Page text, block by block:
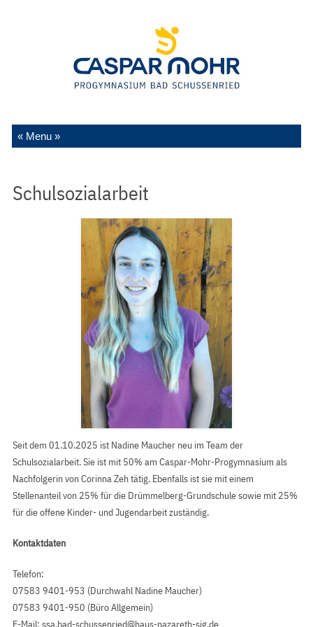
Zum Inhalt springen
Schulsozialarbeit
Seit dem 01.10.2025 ist Nadine Maucher neu im Team der
Schulsozialarbeit. Sie ist mit 50% am Caspar-Mohr-Progymnasium als
Nachfolgerin von Corinna Zeh tätig. Ebenfalls ist sie mit einem
Stellenanteil von 25% für die Drümmelberg-Grundschule sowie mit 25%
für die offene Kinder- und Jugendarbeit zuständig.
Kontaktdaten
Telefon:
07583 9401-953 (Durchwahl Nadine Maucher)
07583 9401-950 (Büro Allgemein)
E-Mail: ssa.bad-schussenried@haus-nazareth-sig.de